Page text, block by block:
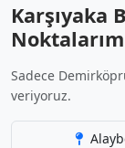
Karşıyaka
Sadece
veriyoruz.